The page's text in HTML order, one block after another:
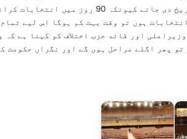
مجھے یہ بھی دیکھنا ہے کہ الیکشن کے لیے کونسی تاریخ دی جائے کیونکہ 90 روز میں
ہوں تو وقت بہت کم ہوگا اس لیے تمام
اور قائد حزب اختلاف کو کہنا ہے کہ
پھر اگلے مراحل ہوں گے اور نگراں حکومت